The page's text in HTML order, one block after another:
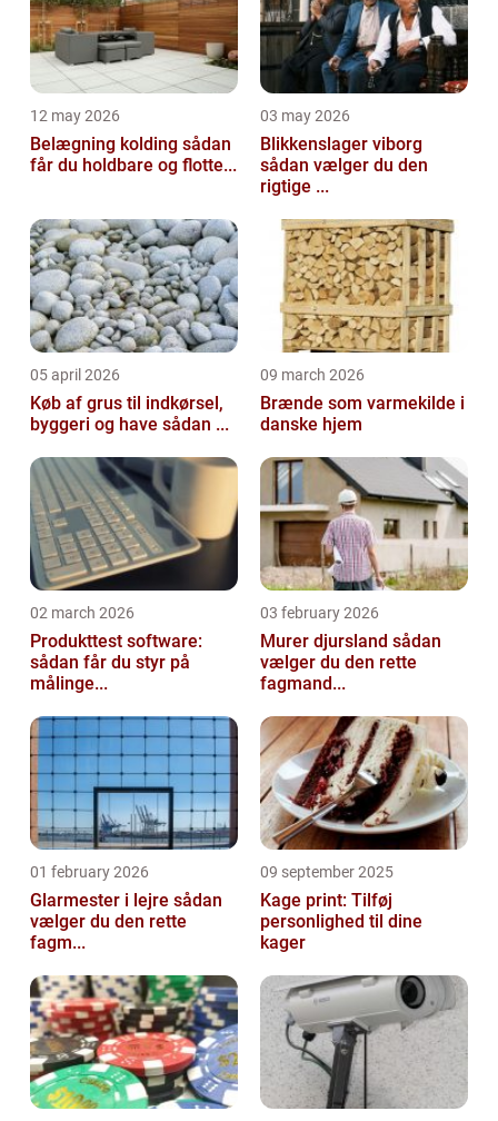
12 may 2026
Belægning kolding sådan
får du holdbare og flotte...
03 may 2026
Blikkenslager viborg
sådan vælger du den
rigtige ...
05 april 2026
Køb af grus til indkørsel,
byggeri og have sådan ...
09 march 2026
Brænde som varmekilde i
danske hjem
02 march 2026
Produkttest software:
sådan får du styr på
målinge...
03 february 2026
Murer djursland sådan
vælger du den rette
fagmand...
01 february 2026
Glarmester i lejre sådan
vælger du den rette
fagm...
09 september 2025
Kage print: Tilføj
personlighed til dine
kager